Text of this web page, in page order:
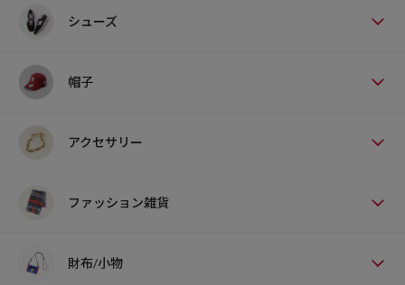
シューズ
帽子
アクセサリー
ファッション雑貨
財布/小物